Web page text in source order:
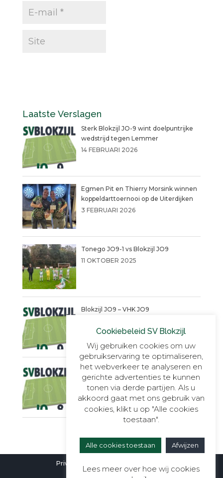
Laatste Verslagen
Sterk Blokzijl JO-9 wint doelpuntrijke
wedstrijd tegen Lemmer
14 FEBRUARI 2026
Egmen Pit en Thierry Morsink winnen
koppeldarttoernooi op de Uiterdijken
3 FEBRUARI 2026
Tonego JO9-1 vs Blokzijl JO9
11 OKTOBER 2025
Blokzijl JO9 – VHK JO9
Een warme succesvolle dag!!
14 JUNI 2025
Privacyverklaring
Cookiebeleid SV Blokzijl
Wij gebruiken cookies om uw
gebruikservaring te optimaliseren,
het webverkeer te analyseren en
gerichte advertenties te kunnen
tonen via derde partijen. Als u
akkoord gaat met ons gebruik van
cookies, klikt u op "Alle cookies
toestaan".
Alle cookies toestaan Afwijzen
Lees meer over hoe wij cookies